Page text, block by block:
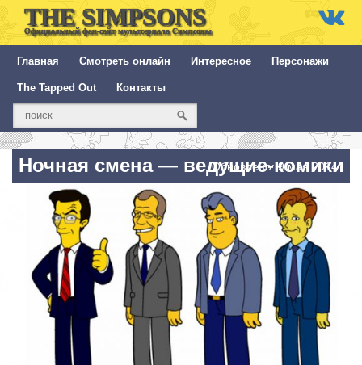
THE SIMPSONS
Официальный фан-сайт мультсериала Симпсоны
Главная Смотреть онлайн Интересное Персонажи
The Tapped Out Контакты
Ночная смена — ведущие-комики
Обновлено: 9 мая 2014